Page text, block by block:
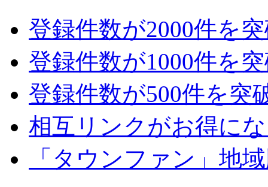
登録件数が2000件を
登録件数が1000件を
登録件数が500件を突
相互リンクがお得に
「タウンファン」地